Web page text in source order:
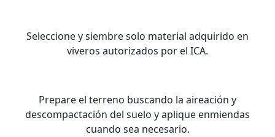
Seleccione y siembre solo material adquirido en
viveros autorizados por el ICA.
Prepare el terreno buscando la aireación y
descompactación del suelo y aplique enmiendas
cuando sea necesario.